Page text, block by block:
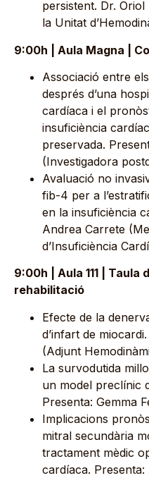
persistent. Dr.
la Unitat
9:00h | Aula Magna |
Associació entre
després d’una
cardíaca i el
insuficiència
preservada.
(Investigadora
Avaluació no
fib-4 per a
en la insuficiència
Andrea Carrete
d’Insuficiència
9:00h | Aula 111 |
rehabilitació
Efecte de la
d’infart de
(Adjunt
La survodutida
un model preclínic
Presenta: Gemma
Implicacions
mitral secundària
tractament mèdic
cardíaca.